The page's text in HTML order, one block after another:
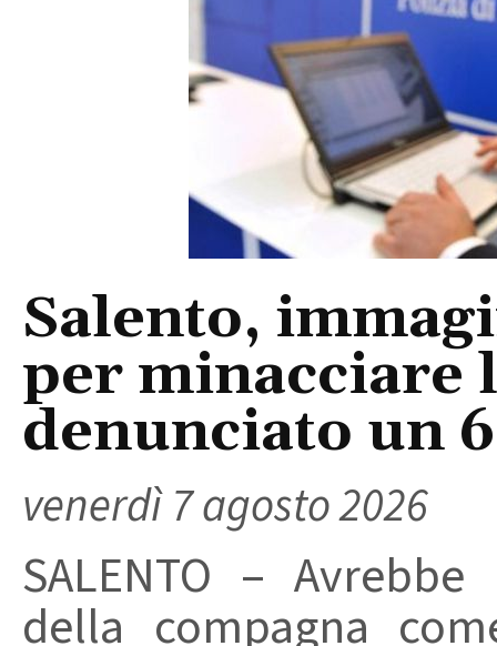
Salento,
per minacciare
denunciato un
venerdì 7 agosto 2026
SALENTO –
della compagna